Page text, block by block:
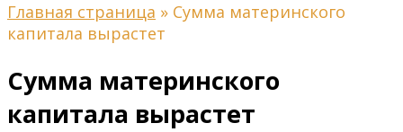
Главная страница » Сумма материнского
капитала вырастет
Сумма материнского
капитала вырастет